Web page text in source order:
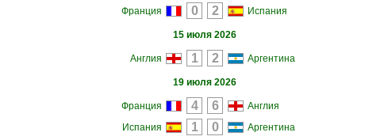
Франция Испания
15 июля 2026
Англия Аргентина
19 июля 2026
Франция Англия
Испания Аргентина